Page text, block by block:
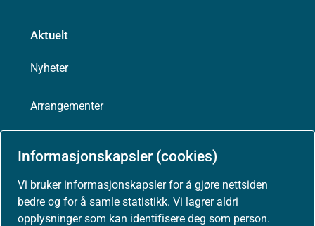
Informasjonskapsler (cookies)
Vi bruker informasjonskapsler for å gjøre nettsiden
bedre og for å samle statistikk. Vi lagrer aldri
opplysninger som kan identifisere deg som person.
Aktuelt
Nyheter
Arrangementer
Presse